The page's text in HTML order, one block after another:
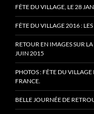
FÊTE DU VILLAGE, LE 28
FÊTE DU VILLAGE 2016 :
RETOUR EN IMAGES SUR
JUIN 2015
PHOTOS : FÊTE DU
FRANCE.
BELLE JOURNÉE DE